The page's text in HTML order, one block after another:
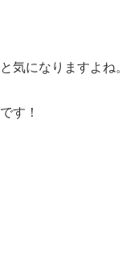
気になりますよね
す！